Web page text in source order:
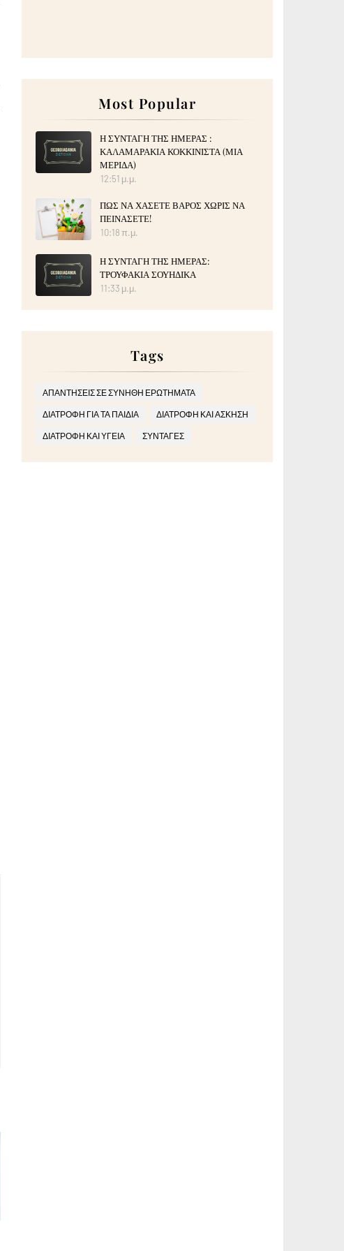
Most Popular
Η ΣΥΝΤΑΓΗ ΤΗΣ ΗΜΕΡΑΣ :
ΚΑΛΑΜΑΡΑΚΙΑ ΚΟΚΚΙΝΙΣΤΑ (ΜΙΑ
ΜΕΡΙΔΑ)
12:51 μ.μ.
ΠΩΣ ΝΑ ΧΑΣΕΤΕ ΒΑΡΟΣ ΧΩΡΙΣ ΝΑ
ΠΕΙΝΑΣΕΤΕ!
10:18 π.μ.
Η ΣΥΝΤΑΓΗ ΤΗΣ ΗΜΕΡΑΣ:
ΤΡΟΥΦΑΚΙΑ ΣΟΥΗΔΙΚΑ
11:33 μ.μ.
Tags
ΑΠΑΝΤΗΣΕΙΣ ΣΕ ΣΥΝΗΘΗ ΕΡΩΤΗΜΑΤΑ
ΔΙΑΤΡΟΦΗ ΓΙΑ ΤΑ ΠΑΙΔΙΑ ΔΙΑΤΡΟΦΗ ΚΑΙ ΑΣΚΗΣΗ
ΔΙΑΤΡΟΦΗ ΚΑΙ ΥΓΕΙΑ ΣΥΝΤΑΓΕΣ